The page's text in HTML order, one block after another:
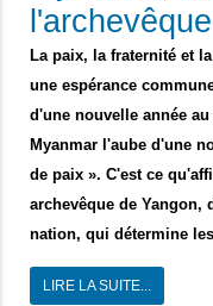
La paix, la fraternité et
une espérance
d'une nouvelle année
Myanmar l'aube d'une
de paix ». C'est ce
archevêque de Yangon,
nation, qui détermine
LIRE LA SUITE...